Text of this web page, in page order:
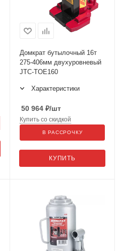
Домкрат бутылочный 16т
275-406мм двухуровневый
JTC-TOE160
Характеристики
50 964 ₽/шт
КУПИТЬ
Купить со скидкой
В РАССРОЧКУ